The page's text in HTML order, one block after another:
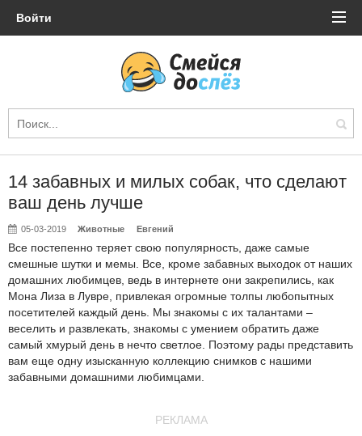
Войти
14 забавных и милых собак, что сделают
ваш день лучше
05-03-2019 Животные Евгений
Все постепенно теряет свою популярность, даже самые
смешные шутки и мемы. Все, кроме забавных выходок от наших
домашних любимцев, ведь в интернете они закрепились, как
Мона Лиза в Лувре, привлекая огромные толпы любопытных
посетителей каждый день. Мы знакомы с их талантами –
веселить и развлекать, знакомы с умением обратить даже
самый хмурый день в нечто светлое. Поэтому рады представить
вам еще одну изысканную коллекцию снимков с нашими
забавными домашними любимцами.
РЕКЛАМА